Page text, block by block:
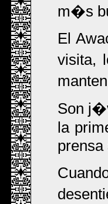
m�s
El
visita,
Son
la
prensa